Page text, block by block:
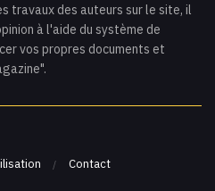
travaux des auteurs sur le site, il
à l'aide du système de
vos propres documents et
Contact